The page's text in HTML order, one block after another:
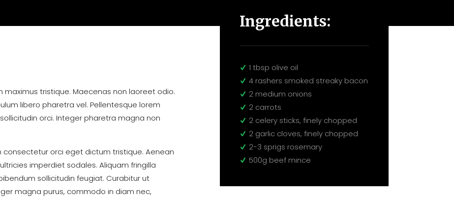
maximus tristique. Maecenas non laoreet odio.
libero pharetra vel. Pellentesque lorem
orci. Integer pharetra magna non
consectetur orci eget dictum tristique. Aenean
imperdiet sodales. Aliquam fringilla
sollicitudin feugiat. Curabitur ut
magna purus, commodo in diam nec,
Ingredients:
1 tbsp olive oil
4 rashers smoked streaky bacon
2 medium onions
2 carrots
2 celery sticks, finely chopped
2 garlic cloves, finely chopped
2-3 sprigs rosemary
500g beef mince